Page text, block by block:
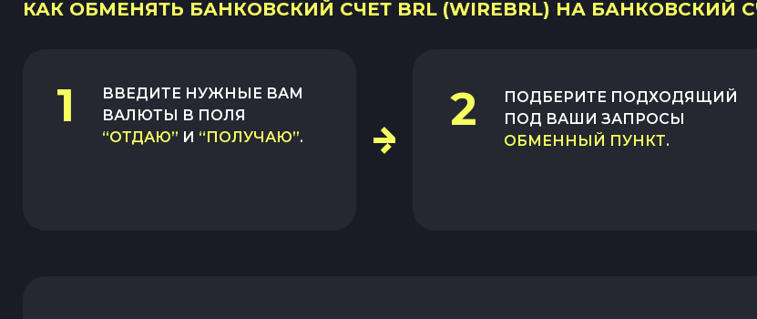
КАК ОБМЕНЯТЬ БАНКОВСКИЙ СЧЕТ BRL (WIREBRL) НА БАНКОВСКИЙ
1
ВВЕДИТЕ НУЖНЫЕ ВАМ
ВАЛЮТЫ В ПОЛЯ
“ОТДАЮ” И “ПОЛУЧАЮ”.
2
ПОДБЕРИТЕ ПОДХОДЯЩИЙ
ПОД ВАШИ ЗАПРОСЫ
ОБМЕННЫЙ ПУНКТ.